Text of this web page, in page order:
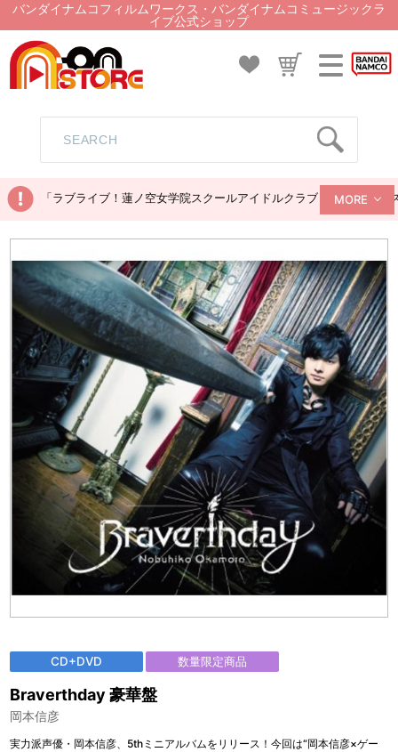
バンダイナムコフィルムワークス・バンダイナムコミュージックラ
イブ公式ショップ
「ラブライブ！蓮ノ空女学院スクールアイドルクラブ ぬいぐるみ
MORE
CD+DVD 数量限定商品
Braverthday 豪華盤
岡本信彦
実力派声優・岡本信彦、5thミニアルバムをリリース！今回は“岡本信彦×ゲー